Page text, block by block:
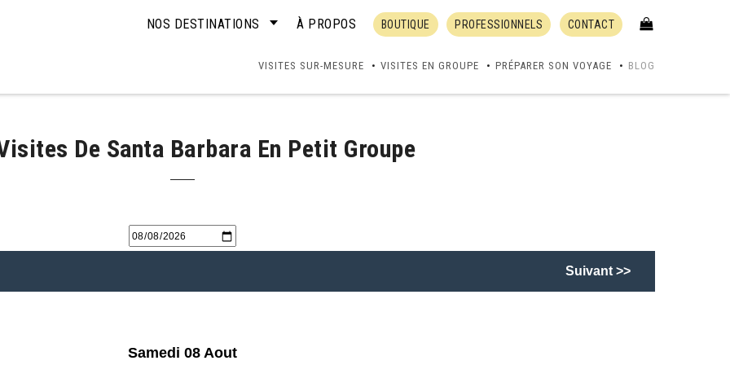
NOS DESTINATIONS À PROPOS BOUTIQUE PROFESSIONNELS CONTACT
VISITES SUR-MESURE VISITES EN GROUPE PRÉPARER SON VOYAGE BLOG
De Santa Barbara En Petit Groupe